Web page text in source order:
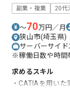
副業・複業 20代
〜70万円／月
狭山市(埼玉県)
サーバーサイ
※稼働日数や時間
求めるスキル
・CATIAを用い